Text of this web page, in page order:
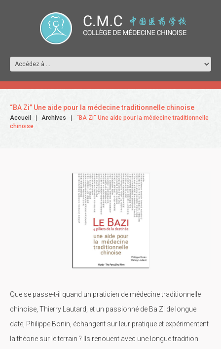
“BA Zi” Une aide pour la médecine traditionnelle chinoise
Accueil Archives
“BA Zi” Une aide pour la médecine traditionnelle
chinoise
Que se passe-t-il quand un praticien de médecine traditionnelle
chinoise, Thierry Lautard, et un passionné de Ba Zi de longue
date, Philippe Bonin, échangent sur leur pratique et expérimentent
la théorie sur le terrain ? Ils renouent avec une longue tradition